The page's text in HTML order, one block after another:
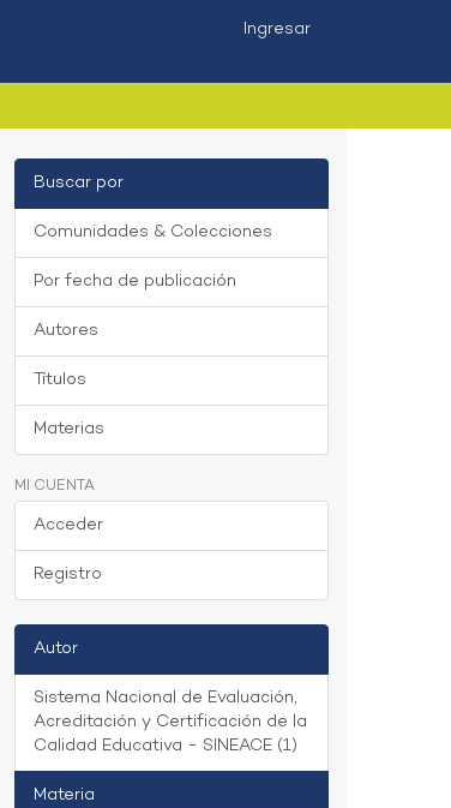
Ingresar
Buscar por
Comunidades & Colecciones
Por fecha de publicación
Autores
Títulos
Materias
MI CUENTA
Acceder
Registro
Autor
Sistema Nacional de Evaluación,
Acreditación y Certificación de la
Calidad Educativa - SINEACE (1)
Materia